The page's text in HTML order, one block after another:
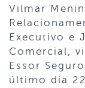
Vilmar
Executivo e
Comercial,
Essor
último dia